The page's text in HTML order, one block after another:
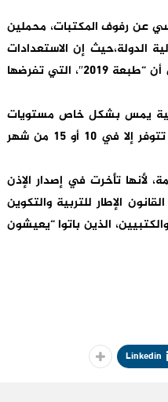
عن رفوف المكتبات، محملين
الدولة،حيث إن الاستعدادات
للدخول المدرسي تتسم بارتباك كبير، بسبب غياب الكتاب المدرسي، مشددا على أن “طبعة 2019″، التي تفرضها
يمس بشكل خاص مستويات
الأول، والثاني، والثالث، والرابع من المستوى الابتدائي، مشيرا إلى أن الكتب لن تتوفر إلا في 10 أو 15 من شهر
لأنها تأخرت في إصدار الإذن
الإطار للتربية والتكوين
الذين باتوا “يعيشون
Linkedin